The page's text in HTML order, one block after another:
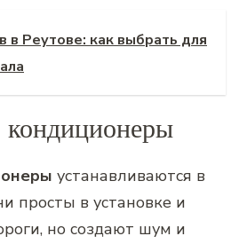
в Реутове: как выбрать для
устанавливаются в
просты в установке и
но создают шум и